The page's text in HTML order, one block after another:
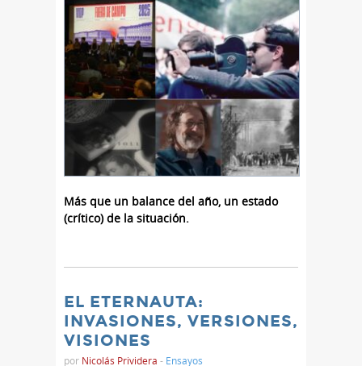
Más que un balance del año, un estado
(crítico) de la situación.
EL ETERNAUTA:
INVASIONES, VERSIONES,
VISIONES
por Nicolás Prividera - Ensayos